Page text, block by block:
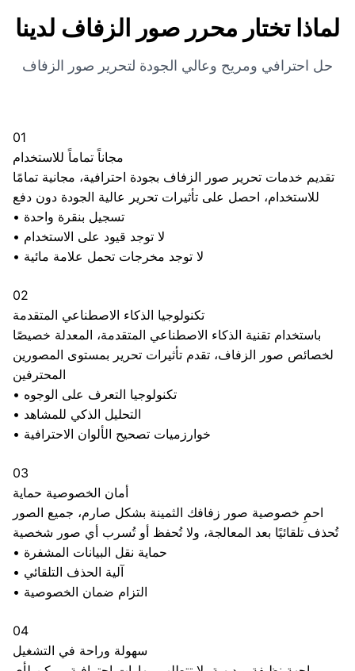
لماذا تختار محرر صور الزفاف لدينا
حل احترافي ومريح وعالي الجودة لتحرير صور الزفاف
01
مجاناً تماماً للاستخدام
تقديم خدمات تحرير صور الزفاف بجودة احترافية، مجانية تمامًا
للاستخدام، احصل على تأثيرات تحرير عالية الجودة دون دفع
• تسجيل بنقرة واحدة
• لا توجد قيود على الاستخدام
• لا توجد مخرجات تحمل علامة مائية
02
تكنولوجيا الذكاء الاصطناعي المتقدمة
باستخدام تقنية الذكاء الاصطناعي المتقدمة، المعدلة خصيصًا
لخصائص صور الزفاف، تقدم تأثيرات تحرير بمستوى المصورين
المحترفين
• تكنولوجيا التعرف على الوجوه
• التحليل الذكي للمشاهد
• خوارزميات تصحيح الألوان الاحترافية
03
أمان الخصوصية حماية
احمِ خصوصية صور زفافك الثمينة بشكل صارم، جميع الصور
تُحذف تلقائيًا بعد المعالجة، ولا تُحفظ أو تُسرب أي صور شخصية
• حماية نقل البيانات المشفرة
• آلية الحذف التلقائي
• التزام ضمان الخصوصية
04
سهولة وراحة في التشغيل